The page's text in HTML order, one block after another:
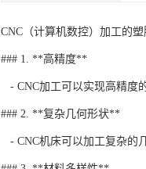
CNC（计算机数控）加工的塑
### 1. **高精度**
- CNC加工可以实现高精度
### 2. **复杂几何形状**
- CNC机床可以加工复杂的